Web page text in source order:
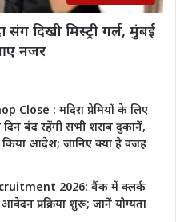
दिखी मिस्ट्री गर्ल, मुंबई
नजर
Close : मदिरा प्रेमियों के लिए
बंद रहेंगी सभी शराब दुकानें,
किया आदेश; जानिए क्या है वजह
2026: बैंक में क्लर्क
प्रक्रिया शुरू; जानें योग्यता